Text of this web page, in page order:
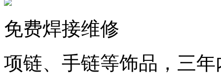
免费焊接维修
项链、手链等饰品，三